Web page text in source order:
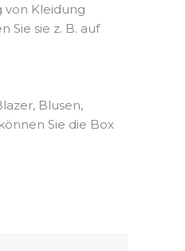
von Kleidung
Sie sie z. B. auf
Blusen,
Sie die Box